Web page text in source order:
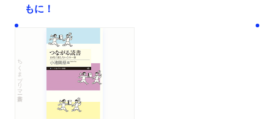
もに！
ちくまプリマー新書